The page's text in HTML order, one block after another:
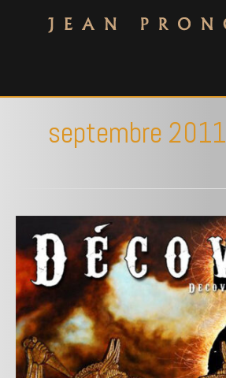
septembre 2011
Saint-
Denis